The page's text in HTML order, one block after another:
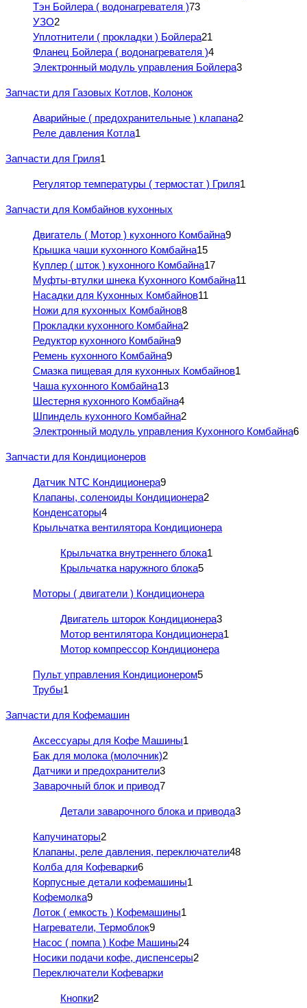
Тэн Бойлера ( водонагревателя )73
УЗО2
Уплотнители ( прокладки ) Бойлера21
Фланец Бойлера ( водонагревателя )4
Электронный модуль управления Бойлера3
Запчасти для Газовых Котлов, Колонок
Аварийные ( предохранительные ) клапана2
Реле давления Котла1
Запчасти для Гриля1
Регулятор температуры ( термостат ) Гриля1
Запчасти для Комбайнов кухонных
Двигатель ( Мотор ) кухонного Комбайна9
Крышка чаши кухонного Комбайна15
Куплер ( шток ) кухонного Комбайна17
Муфты-втулки шнека Кухонного Комбайна11
Насадки для Кухонных Комбайнов11
Ножи для кухонных Комбайнов8
Прокладки кухонного Комбайна2
Редуктор кухонного Комбайна9
Ремень кухонного Комбайна9
Смазка пищевая для кухонных Комбайнов1
Чаша кухонного Комбайна13
Шестерня кухонного Комбайна4
Шпиндель кухонного Комбайна2
Электронный модуль управления Кухонного Комбайна6
Запчасти для Кондиционеров
Датчик NTC Кондиционера9
Клапаны, соленоиды Кондиционера2
Конденсаторы4
Крыльчатка вентилятора Кондиционера
Крыльчатка внутреннего блока1
Крыльчатка наружного блока5
Моторы ( двигатели ) Кондиционера
Двигатель шторок Кондиционера3
Мотор вентилятора Кондиционера1
Мотор компрессор Кондиционера
Пульт управления Кондиционером5
Трубы1
Запчасти для Кофемашин
Аксессуары для Кофе Машины1
Бак для молока (молочник)2
Датчики и предохранители3
Заварочный блок и привод7
Детали заварочного блока и привода3
Капучинаторы2
Клапаны, реле давления, переключатели48
Колба для Кофеварки6
Корпусные детали кофемашины1
Кофемолка9
Лоток ( емкость ) Кофемашины1
Нагреватели, Термоблок9
Насос ( помпа ) Кофе Машины24
Носики подачи кофе, диспенсеры2
Переключатели Кофеварки
Кнопки2